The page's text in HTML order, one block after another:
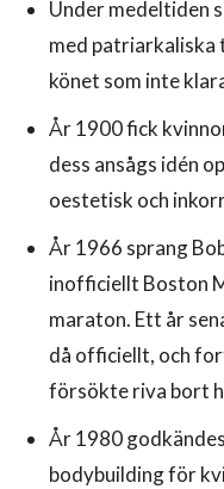
Under medeltiden
med patriarkaliska
könet som inte
År 1900 fick
dess ansågs idén
oestetisk och
År 1966 sprang
inofficiellt Boston
maraton. Ett år
då officiellt, och
försökte riva bort
År 1980
bodybuilding för